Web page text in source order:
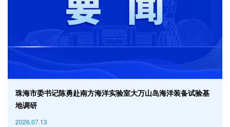
珠海市委书记陈勇赴南方海洋实验室大万山岛海洋装备试验基
地调研
2026.07.13